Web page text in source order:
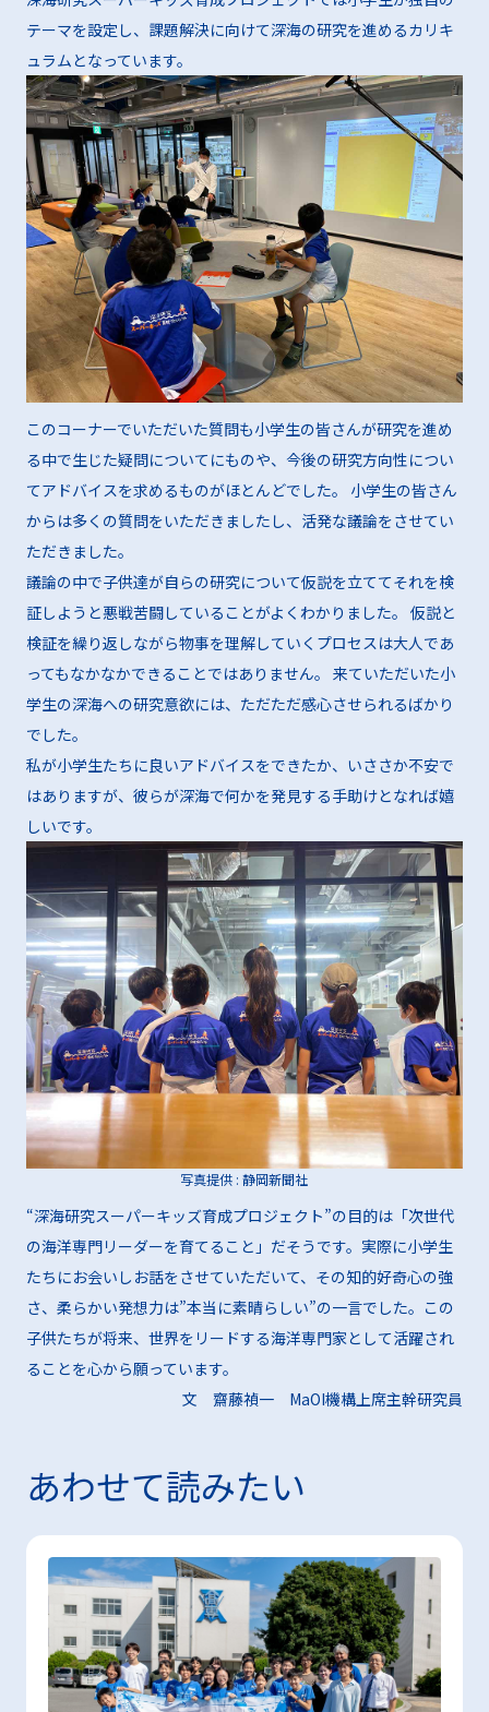
テーマを設定し、課題解決に向けて深海の研究を進めるカリキ
ュラムとなっています。
このコーナーでいただいた質問も小学生の皆さんが研究を進め
る中で生じた疑問についてにものや、今後の研究方向性につい
てアドバイスを求めるものがほとんどでした。 小学生の皆さん
からは多くの質問をいただきましたし、活発な議論をさせてい
ただきました。
議論の中で子供達が自らの研究について仮説を立ててそれを検
証しようと悪戦苦闘していることがよくわかりました。 仮説と
検証を繰り返しながら物事を理解していくプロセスは大人であ
ってもなかなかできることではありません。 来ていただいた小
学生の深海への研究意欲には、ただただ感心させられるばかり
でした。
私が小学生たちに良いアドバイスをできたか、いささか不安で
はありますが、彼らが深海で何かを発見する手助けとなれば嬉
しいです。
写真提供 : 静岡新聞社
“深海研究スーパーキッズ育成プロジェクト”の目的は「次世代
の海洋専門リーダーを育てること」だそうです。実際に小学生
たちにお会いしお話をさせていただいて、その知的好奇心の強
さ、柔らかい発想力は”本当に素晴らしい”の一言でした。この
子供たちが将来、世界をリードする海洋専門家として活躍され
ることを心から願っています。
文 齋藤禎一 MaOI機構上席主幹研究員
あわせて読みたい